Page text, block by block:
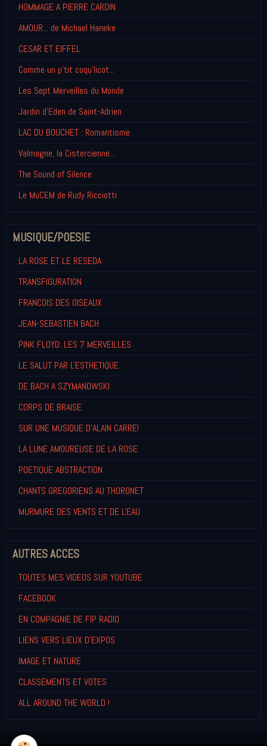
HOMMAGE A PIERRE CARDIN
AMOUR... de Michael Haneke
CESAR ET EIFFEL
Comme un p'tit coqu'licot...
Les Sept Merveilles du Monde
Jardin d'Eden de Saint-Adrien
LAC DU BOUCHET : Romantisme
Valmagne, la Cistercienne...
The Sound of Silence
Le MuCEM de Rudy Ricciotti
MUSIQUE/POESIE
LA ROSE ET LE RESEDA
TRANSFIGURATION
FRANCOIS DES OISEAUX
JEAN-SEBASTIEN BACH
PINK FLOYD: LES 7 MERVEILLES
LE SALUT PAR L'ESTHETIQUE
DE BACH A SZYMANOWSKI
CORPS DE BRAISE
SUR UNE MUSIQUE D'ALAIN CARRE!
LA LUNE AMOUREUSE DE LA ROSE
POETIQUE ABSTRACTION
CHANTS GREGORIENS AU THORONET
MURMURE DES VENTS ET DE L'EAU
AUTRES ACCES
TOUTES MES VIDEOS SUR YOUTUBE
FACEBOOK
EN COMPAGNIE DE FIP RADIO
LIENS VERS LIEUX D'EXPOS
IMAGE ET NATURE
CLASSEMENTS ET VOTES
ALL AROUND THE WORLD !